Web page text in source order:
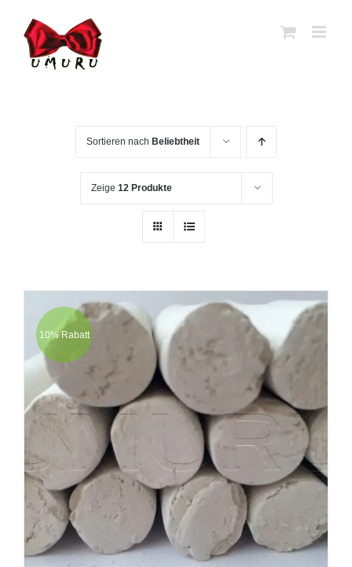
Inhalt
springen
Sortieren nach Beliebtheit
Zeige 12 Produkte
10% Rabatt